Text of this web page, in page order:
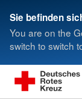
Sie befinden
You are on the
switch to switch